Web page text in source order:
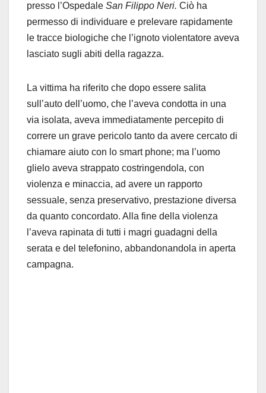
presso l’Ospedale San Filippo Neri. Ciò ha
permesso di individuare e prelevare rapidamente
le tracce biologiche che l’ignoto violentatore aveva
lasciato sugli abiti della ragazza.
La vittima ha riferito che dopo essere salita
sull’auto dell’uomo, che l’aveva condotta in una
via isolata, aveva immediatamente percepito di
correre un grave pericolo tanto da avere cercato di
chiamare aiuto con lo smart phone; ma l’uomo
glielo aveva strappato costringendola, con
violenza e minaccia, ad avere un rapporto
sessuale, senza preservativo, prestazione diversa
da quanto concordato. Alla fine della violenza
l’aveva rapinata di tutti i magri guadagni della
serata e del telefonino, abbandonandola in aperta
campagna.